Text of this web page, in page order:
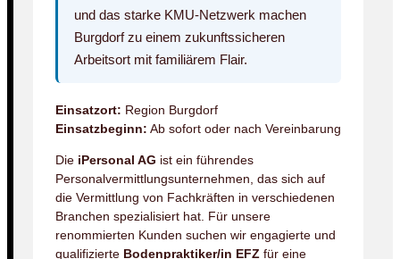
und das starke KMU-Netzwerk machen
Burgdorf zu einem zukunftssicheren
Arbeitsort mit familiärem Flair.
Einsatzort: Region Burgdorf
Einsatzbeginn: Ab sofort oder nach Vereinbarung
Die iPersonal AG ist ein führendes
Personalvermittlungsunternehmen, das sich auf
die Vermittlung von Fachkräften in verschiedenen
Branchen spezialisiert hat. Für unsere
renommierten Kunden suchen wir engagierte und
qualifizierte Bodenpraktiker/in EFZ für eine